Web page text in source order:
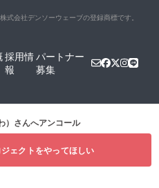
式会社デンソーウェーブの登録商標です。
採用情
報
パートナー
募集
さんへアンコール
ェクトをやってほしい